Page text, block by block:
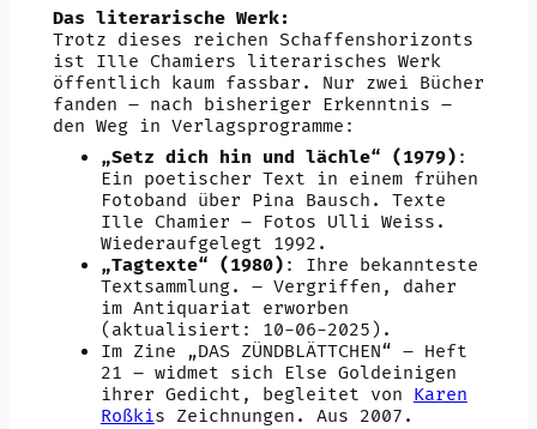
Das literarische Werk:
Trotz dieses reichen Schaffenshorizonts
ist Ille Chamiers literarisches Werk
öffentlich kaum fassbar. Nur zwei Bücher
fanden – nach bisheriger Erkenntnis –
den Weg in Verlagsprogramme:
„Setz dich hin und lächle“ (1979) :
Ein poetischer Text in einem frühen
Fotoband über Pina Bausch. Texte
Ille Chamier – Fotos Ulli Weiss.
Wiederaufgelegt 1992.
„Tagtexte“ (1980) : Ihre bekannteste
Textsammlung. – Vergriffen, daher
im Antiquariat erworben
(aktualisiert: 10-06-2025).
Im Zine „DAS ZÜNDBLÄTTCHEN“ – Heft
21 – widmet sich Else Goldeinigen
ihrer Gedicht, begleitet von Karen
Roßkis Zeichnungen. Aus 2007.